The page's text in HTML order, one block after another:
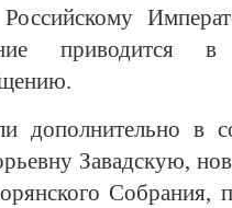
приводится
дополнительно в
Завадскую,